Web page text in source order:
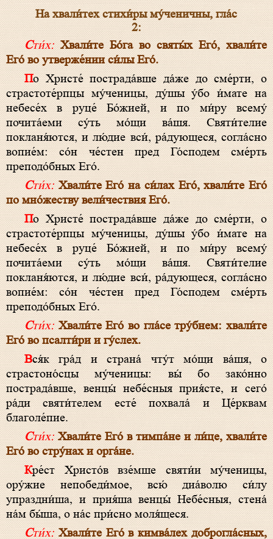
На хвали́тех стихи́ры му́ченичны, гла́с
2:
Сти́х: Хвали́те Бо́га во святы́х Его́, хвали́те
Его́ во утверже́нии си́лы Его́.
По Христе́ пострада́вше да́же до сме́рти, о
страстоте́рпцы му́ченицы, ду́шы у́бо и́мате на
небесе́х в руце́ Бо́жией, и по ми́ру всему́
почита́еми су́ть мо́щи ва́шя. Святи́телие
покланя́ются, и лю́дие вси́, ра́дующеся, согла́сно
вопие́м: со́н че́стен пред Го́сподем сме́рть
преподо́бных Его́.
Сти́х: Хвали́те Его́ на си́лах Его́, хвали́те Его́
по мно́жеству вели́чествия Его́.
По Христе́ пострада́вше да́же до сме́рти, о
страстоте́рпцы му́ченицы, ду́шы у́бо и́мате на
небесе́х в руце́ Бо́жией, и по ми́ру всему́
почита́еми су́ть мо́щи ва́шя. Святи́телие
покланя́ются, и лю́дие вси́, ра́дующеся, согла́сно
вопие́м: со́н че́стен пред Го́сподем сме́рть
преподо́бных Его́.
Сти́х: Хвали́те Его́ во гла́се тру́бнем: хвали́те
Его́ во псалти́ри и гу́слех.
Вся́к гра́д и страна́ чту́т мо́щи ва́шя, о
страстоно́сцы му́ченицы: вы́ бо зако́нно
пострада́вше, венцы́ небе́сныя прия́сте, и сего́
ра́ди святи́телем есте́ похвала́ и Це́рквам
благоле́пие.
Сти́х: Хвали́те Его́ в тимпа́не и ли́це, хвали́те
Его́ во стру́нах и орга́не.
Кре́ст Христо́в взе́мше святи́и му́ченицы,
ору́жие непобеди́мое, всю́ диа́волю си́лу
упраздни́ша, и прия́ша венцы́ Небе́сныя, стена́
на́м бы́ша, о на́с при́сно моля́щеся.
Сти́х: Хвали́те Его́ в кимва́лех доброгла́сных,